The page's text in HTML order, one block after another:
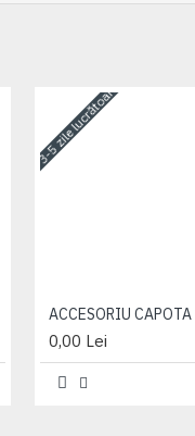
3-5 zile lucrătoare
ACCESORIU
0,00 Lei